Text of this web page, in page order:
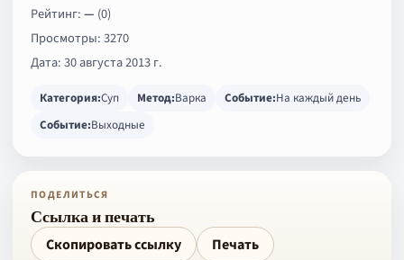
Рейтинг:— (0)
Просмотры: 3270
Дата: 30 августа 2013 г.
Категория:Суп Метод:Варка Событие:На каждый день
Событие:Выходные
ПОДЕЛИТЬСЯ
Ссылка и печать
Скопировать ссылку
Печать